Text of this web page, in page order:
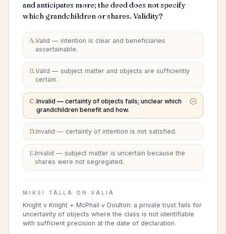
and anticipates more; the deed does not specify
which grandchildren or shares. Validity?
A.Valid — intention is clear and beneficiaries
ascertainable.
B.Valid — subject matter and objects are sufficiently
certain.
C.Invalid — certainty of objects fails; unclear which
grandchildren benefit and how.
D.Invalid — certainty of intention is not satisfied.
E.Invalid — subject matter is uncertain because the
shares were not segregated.
MIKSI TÄLLÄ ON VÄLIÄ
Knight v Knight + McPhail v Doulton: a private trust fails for
uncertainty of objects where the class is not identifiable
with sufficient precision at the date of declaration.